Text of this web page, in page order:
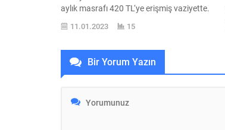
aylık masrafı 420 TL‘ye erişmiş vaziyette.
Hatta bu sayıyı daha da artırmak
muhtemel. Büyüyen teknolojiler ile
üzere girmeye de devam ediyor. Uzun
zamandır hayatımızda Netflix ve Spotify
başta olmak üzere birçok ekstra gider
2022...
11.01.2023 15
Bir Yorum Yazın